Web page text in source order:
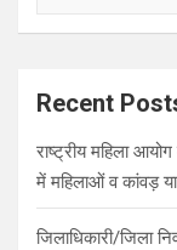
a
c
Recent
राष्ट्रीय महिला
में महिलाओं व कांवड़
जिलाधिकारी/जिला